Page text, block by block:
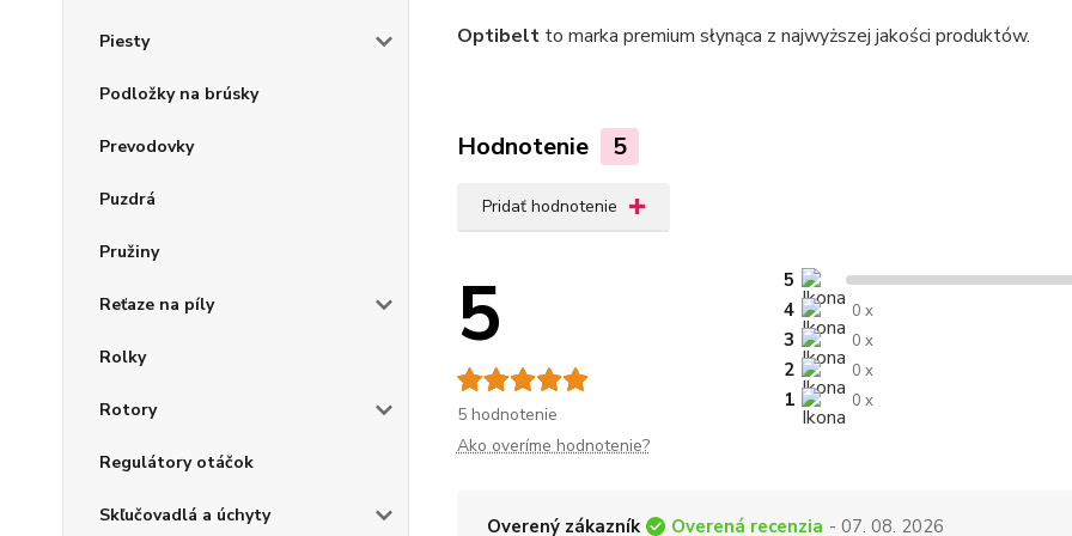
Piesty
Podložky na brúsky
Prevodovky
Puzdrá
Pružiny
Reťaze na píly
Rolky
Rotory
Regulátory otáčok
Skľučovadlá a úchyty
Optibeltto marka premium słynąca z najwyższej jakości produktów.
Hodnotenie 5
Pridať hodnotenie
5
5 hodnotenie
5
4
0 x
3 0 x
2 0 x
1 0 x
Ako overíme hodnotenie?
Overený zákazník Overená recenzia - 07. 08. 2026